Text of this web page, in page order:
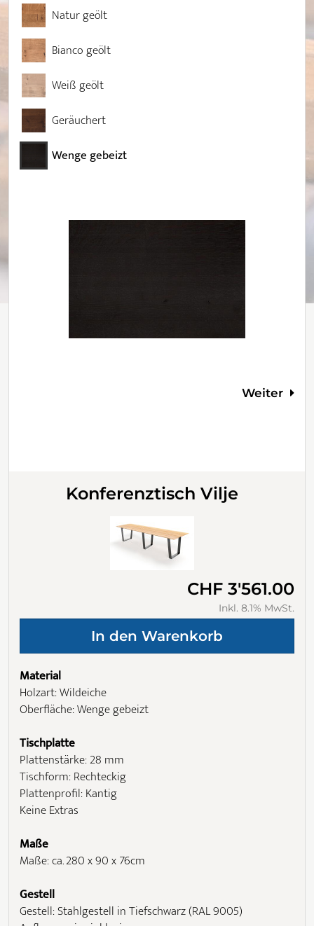
Natur geölt
Bianco geölt
Weiß geölt
Geräuchert
Wenge gebeizt
Weiter
Konferenztisch Vilje
CHF 3'561.00
Inkl. 8.1% MwSt.
Material
Holzart: Wildeiche
Oberfläche: Wenge gebeizt
Tischplatte
Plattenstärke: 28 mm
Tischform: Rechteckig
Plattenprofil: Kantig
Keine Extras
Maße
Maße: ca. 280 x 90 x 76cm
Gestell
Gestell: Stahlgestell in Tiefschwarz (RAL 9005)